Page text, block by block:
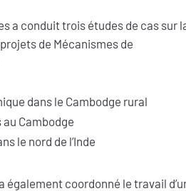
a conduit trois études de cas sur
de Mécanismes de
dans le Cambodge rural
Cambodge
le nord de l’Inde
également coordonné le travail